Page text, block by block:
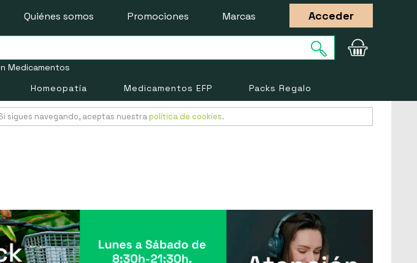
Medicamentos
Quiénes somos Promociones Marcas Acceder
Homeopatía Medicamentos EFP Packs Regalo
sigues navegando, aceptas nuestra política de cookies.